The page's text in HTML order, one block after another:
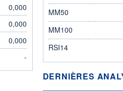
0,000
0,000
0,000
-
MM50
MM100
RSI14
DERNIÈRES